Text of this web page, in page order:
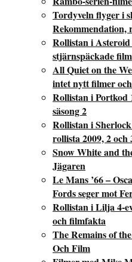
Tordyveln flyger i
Rollistan i
stjärnspäckade film
All Quiet on the
intet nytt filmer
Rollistan i Portkod
säsong 2
Rollistan i
rollista 2009, 2 och
Snow White and
Jägaren
Le Mans ’66 –
Fords seger mot
Rollistan i Lilja 4-
och filmfakta
The Remains of
Och Film